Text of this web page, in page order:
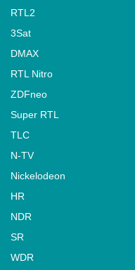
RTL2
3Sat
DMAX
RTL Nitro
ZDFneo
Super RTL
TLC
N-TV
Nickelodeon
HR
NDR
SR
WDR